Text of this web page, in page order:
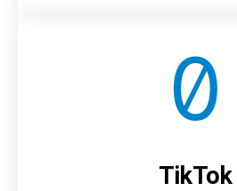
TikTok